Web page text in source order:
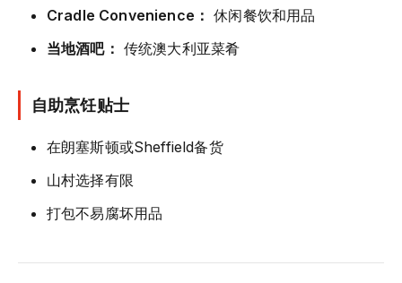
Cradle Convenience： 休闲餐饮和用品
当地酒吧： 传统澳大利亚菜肴
自助烹饪贴士
在朗塞斯顿或Sheffield备货
山村选择有限
打包不易腐坏用品